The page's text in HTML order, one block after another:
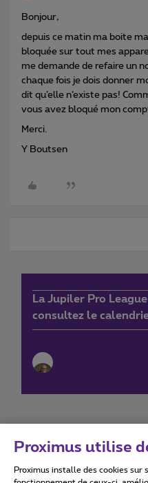
Bonjour,
depuis ce matin ma boite
bloquée sur tout mes
me demande de refaire un
chaque fois je dois donner
dit qu’elle n’existe pas!
vous avez bloqué mon
Merci.
Y Boutsen
La Jupiler Pro
consultez le
Conditions d'utilisation
Proximus utilise
Proximus installe des cookies sur